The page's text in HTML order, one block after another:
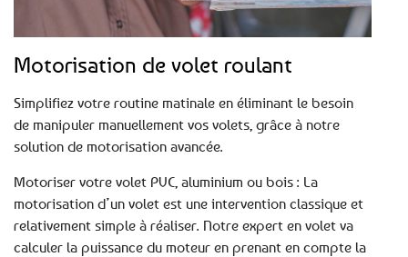
Motorisation de volet roulant
Simplifiez votre routine matinale en éliminant le besoin
de manipuler manuellement vos volets, grâce à notre
solution de motorisation avancée.
Motoriser votre volet PVC, aluminium ou bois : La
motorisation d’un volet est une intervention classique et
relativement simple à réaliser. Notre expert en volet va
calculer la puissance du moteur en prenant en compte la